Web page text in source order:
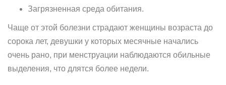
Загрязненная среда обитания.
Чаще от этой болезни страдают женщины возраста до
сорока лет, девушки у которых месячные начались
очень рано, при менструации наблюдаются обильные
выделения, что длятся более недели.